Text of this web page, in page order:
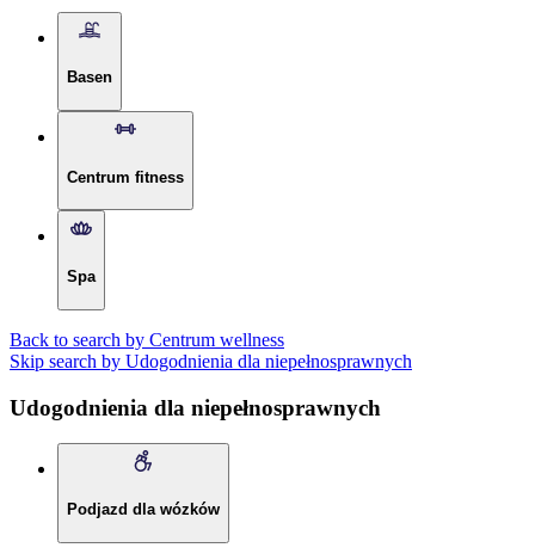
Basen
Centrum fitness
Spa
Back to search by Centrum wellness
Skip search by Udogodnienia dla niepełnosprawnych
Udogodnienia dla niepełnosprawnych
Podjazd dla wózków